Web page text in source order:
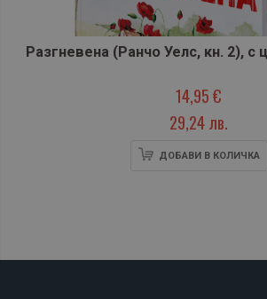
Разгневена (Ранчо Уелс, кн. 2), с
14,95 €
29,24 лв.
ДОБАВИ В КОЛИЧКА